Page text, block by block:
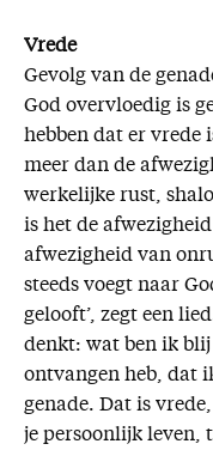
Vrede
Gevolg van de
God overvloedig is
hebben dat er vrede
meer dan de
werkelijke rust,
is het de
afwezigheid van
steeds voegt naar
gelooft’, zegt een
denkt: wat ben ik blij
ontvangen heb, dat
genade. Dat is
je persoonlijk leven,